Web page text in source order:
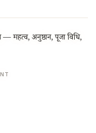
अनुष्ठान, पूजा विधि,